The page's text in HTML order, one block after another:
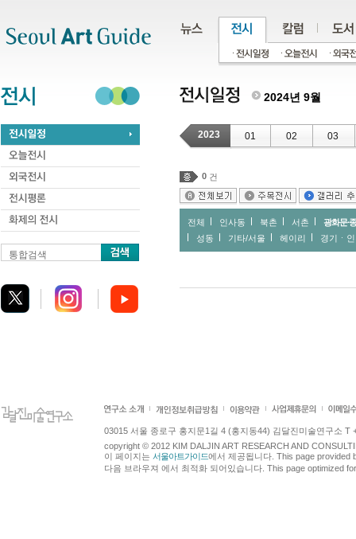
통합검색
2024년 9월
2023 01 02 03
0 건
전체 인사동 북촌 서촌
광화문∙
성동
기타/서울 헤이리 경기ㆍ
03015 서울 종로구 홍지문1길 4 (홍지동44) 김달진미술연구소 T
copyright © 2012 KIM DALJIN ART RESEARCH AND
이 페이지는 서울아트가이드에서 제공됩니다. This page provided
다음 브라우져 에서 최적화 되어있습니다. This page optimized